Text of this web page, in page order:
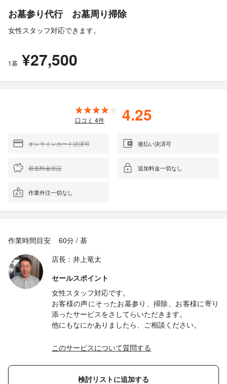
お墓参り代行 お墓周り掃除
女性スタッフ対応できます。
1基 ¥27,500
口コミ 4件 4.25
オンラインカード決済可 後払い決済可
最低料金保証 追加料金一切なし
作業外注一切なし
作業時間目安
60分 / 基
店長：井上竜太
セールスポイント
女性スタッフ対応です。
お客様の声にそったお墓参り、掃除、お客様に寄り
添ったサービスをさしてらいただきます。
他にもなにかありましたら、ご相談ください。
このサービスについて質問する
検討リストに追加する